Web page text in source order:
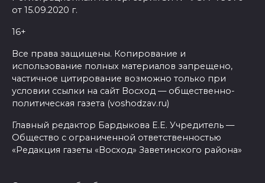
от 15.09.2020 г.
16+
Все права защищены. Копирование и
использование полных материалов запрещено,
частичное цитирование возможно только при
условии ссылки на сайт Восход — общественно-
политическая газета (voshodzav.ru)
Главный редактор Бардыкова Е.Е. Учредитель —
Общество с ограниченной ответственностью
«Редакция газеты «Восход» Заветинского района»